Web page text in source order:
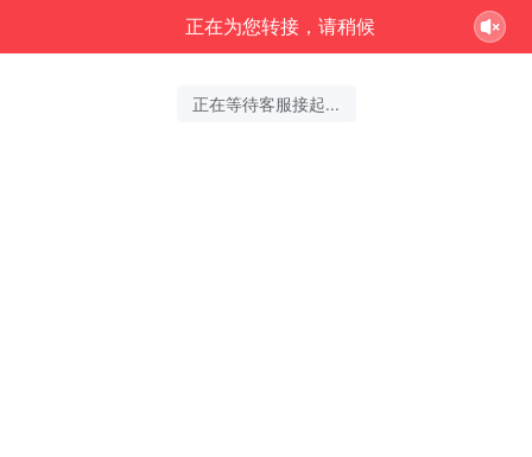
正在为您转接，请稍候
正在等待客服接起...